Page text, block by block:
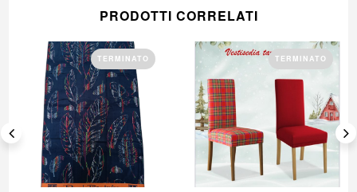
PRODOTTI CORRELATI
TERMINATO TERMINATO